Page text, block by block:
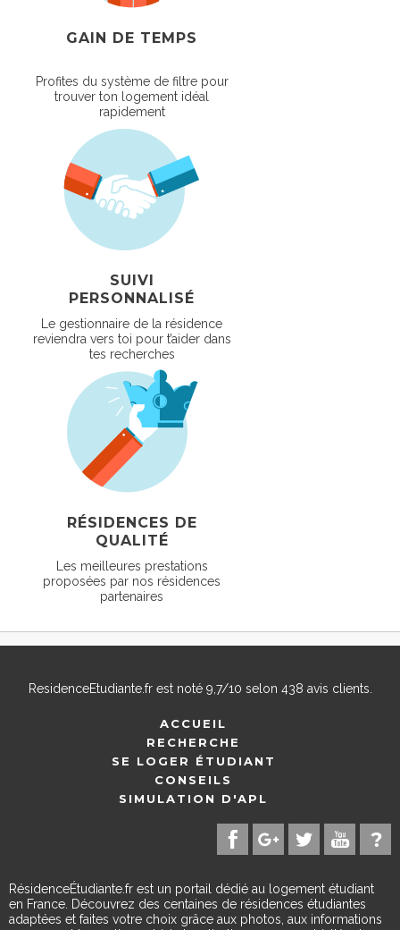
GAIN DE TEMPS
Profites du système de filtre pour
trouver ton logement idéal
rapidement
SUIVI
PERSONNALISÉ
Le gestionnaire de la résidence
reviendra vers toi pour t’aider dans
tes recherches
RÉSIDENCES DE
QUALITÉ
Les meilleures prestations
proposées par nos résidences
partenaires
ResidenceEtudiante.frest noté 9,7/10 selon 438 avis clients.
ACCUEIL
RECHERCHE
SE LOGER ÉTUDIANT
CONSEILS
SIMULATION D'APL
RésidenceÉtudiante.fr est un portail dédié au logement étudiant
en France. Découvrez des centaines de résidences étudiantes
adaptées et faites votre choix grâce aux photos, aux informations